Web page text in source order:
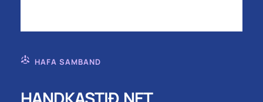
HAFA SAMBAND